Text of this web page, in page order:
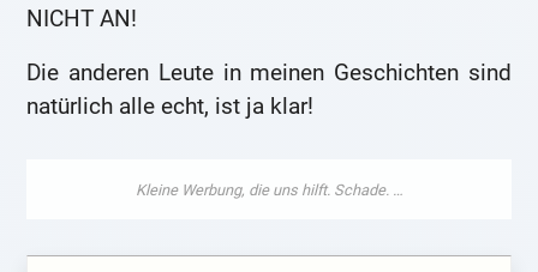
NICHT AN!
Die anderen Leute in meinen Geschichten sind
natürlich alle echt, ist ja klar!